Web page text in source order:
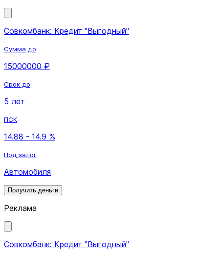
Совкомбанк: Кредит "Выгодный"
Сумма до
15000000 ₽
Срок до
5 лет
ПСК
14.88 - 14.9 %
Под залог
Автомобиля
Получить деньги
Реклама
Совкомбанк: Кредит "Выгодный"